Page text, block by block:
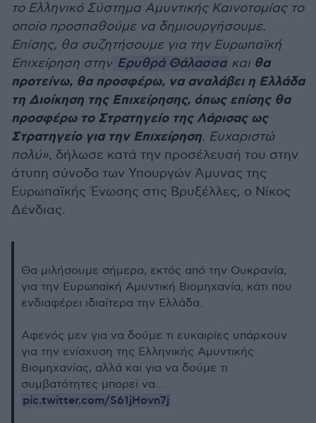
το Ελληνικό Σύστημα Αμυντικής Καινοτομίας το
οποίο προσπαθούμε να δημιουργήσουμε.
Επίσης, θα συζητήσουμε για την Ευρωπαϊκή
Επιχείρηση στην Ερυθρά Θάλασσα και θα
προτείνω, θα προσφέρω, να αναλάβει η Ελλάδα
τη Διοίκηση της Επιχείρησης, όπως επίσης θα
προσφέρω το Στρατηγείο της Λάρισας ως
Στρατηγείο για την Επιχείρηση. Ευχαριστώ
πολύ», δήλωσε κατά την προσέλευσή του στην
άτυπη σύνοδο των Υπουργών Άμυνας της
Ευρωπαϊκής Ένωσης στις Βρυξέλλες, ο Νίκος
Δένδιας.
Θα μιλήσουμε σήμερα, εκτός από την Ουκρανία,
για την Ευρωπαϊκή Αμυντική Βιομηχανία, κάτι που
ενδιαφέρει ιδιαίτερα την Ελλάδα.
Αφενός μεν για να δούμε τι ευκαιρίες υπάρχουν
για την ενίσχυση της Ελληνικής Αμυντικής
Βιομηχανίας, αλλά και για να δούμε τι
συμβατότητες μπορεί να…
pic.twitter.com/S61jHovn7j